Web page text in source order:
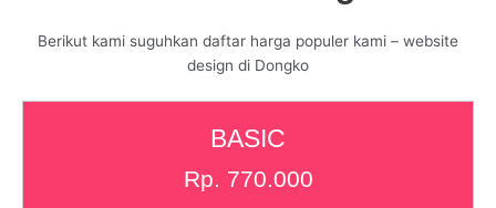
Berikut kami suguhkan daftar harga populer kami – website
design di Dongko
BASIC
Rp. 770.000